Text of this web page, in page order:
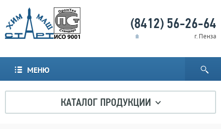
(8412) 56-26-64
г. Пенза
МЕНЮ
КАТАЛОГ ПРОДУКЦИИ